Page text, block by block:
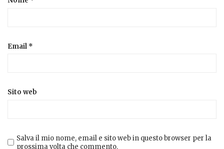
Email *
Sito web
Salva il mio nome, email e sito web in questo browser per la
prossima volta che commento.